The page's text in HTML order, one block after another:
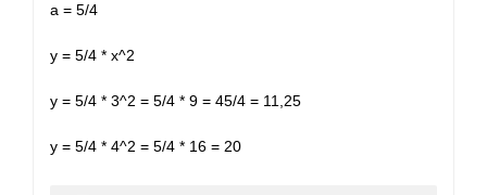
a = 5/4
y = 5/4 * x^2
y = 5/4 * 3^2 = 5/4 * 9 = 45/4 = 11,25
y = 5/4 * 4^2 = 5/4 * 16 = 20